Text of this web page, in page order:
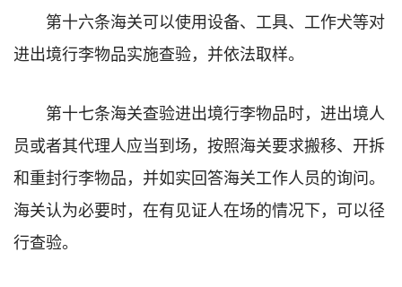
第十六条海关可以使用设备、工具、工作犬等对
进出境行李物品实施查验，并依法取样。
第十七条海关查验进出境行李物品时，进出境人
员或者其代理人应当到场，按照海关要求搬移、开拆
和重封行李物品，并如实回答海关工作人员的询问。
海关认为必要时，在有见证人在场的情况下，可以径
行查验。